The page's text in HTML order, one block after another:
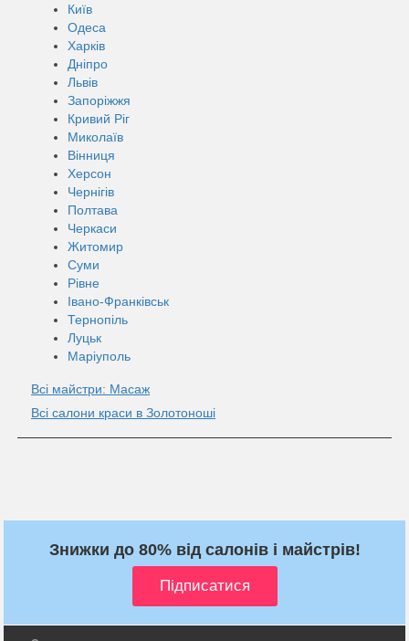
Київ
Одеса
Харків
Дніпро
Львів
Запоріжжя
Кривий Ріг
Миколаїв
Вінниця
Херсон
Чернігів
Полтава
Черкаси
Житомир
Суми
Рівне
Івано-Франківськ
Тернопіль
Луцьк
Маріуполь
Всі майстри: Масаж
Всі салони краси в Золотоноші
Знижки до 80% від салонів і майстрів!